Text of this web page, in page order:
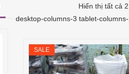
Hiển thị tất cả
desktop-columns-3 tablet-
SALE